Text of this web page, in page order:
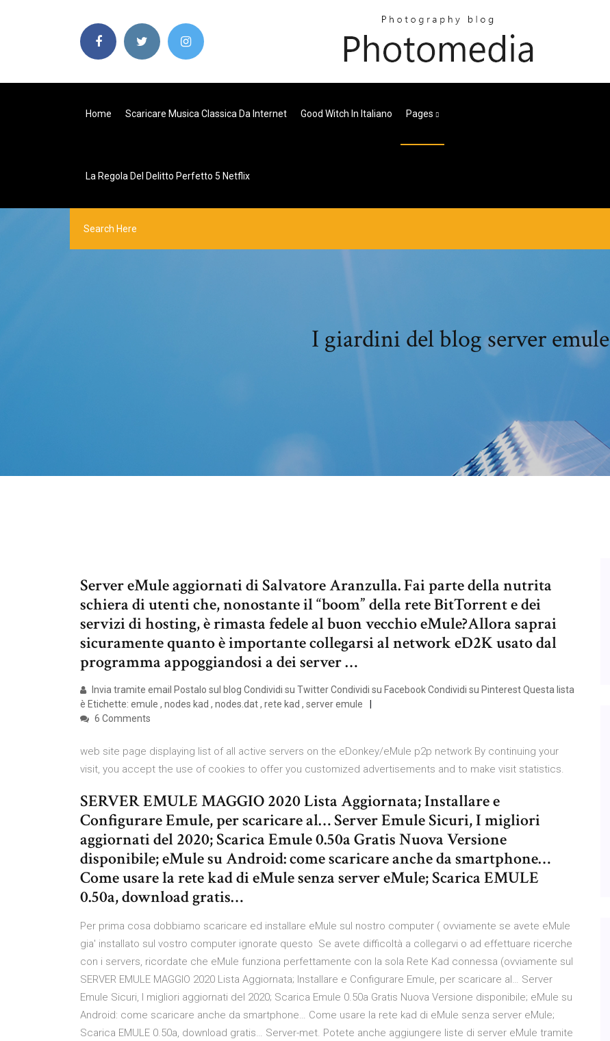
Home Scaricare Musica Classica Da Internet Good Witch In Italiano Pages
La Regola Del Delitto Perfetto 5 Netflix
I giardini del blog server emule
Server eMule aggiornati di Salvatore Aranzulla. Fai parte della nutrita
schiera di utenti che, nonostante il “boom” della rete BitTorrent e dei
servizi di hosting, è rimasta fedele al buon vecchio eMule?Allora saprai
sicuramente quanto è importante collegarsi al network eD2K usato dal
programma appoggiandosi a dei server …
Invia tramite email Postalo sul blog Condividi su Twitter Condividi su Facebook Condividi su Pinterest Questa lista
è Etichette: emule , nodes kad , nodes.dat , rete kad , server emule
6 Comments
web site page displaying list of all active servers on the eDonkey/eMule p2p network By continuing your
visit, you accept the use of cookies to offer you customized advertisements and to make visit statistics.
SERVER EMULE MAGGIO 2020 Lista Aggiornata; Installare e
Configurare Emule, per scaricare al… Server Emule Sicuri, I migliori
aggiornati del 2020; Scarica Emule 0.50a Gratis Nuova Versione
disponibile; eMule su Android: come scaricare anche da smartphone…
Come usare la rete kad di eMule senza server eMule; Scarica EMULE
0.50a, download gratis…
Per prima cosa dobbiamo scaricare ed installare eMule sul nostro computer ( ovviamente se avete eMule
gia' installato sul vostro computer ignorate questo Se avete difficoltà a collegarvi o ad effettuare ricerche
con i servers, ricordate che eMule funziona perfettamente con la sola Rete Kad connessa (ovviamente sul
SERVER EMULE MAGGIO 2020 Lista Aggiornata; Installare e Configurare Emule, per scaricare al… Server
Emule Sicuri, I migliori aggiornati del 2020; Scarica Emule 0.50a Gratis Nuova Versione disponibile; eMule su
Android: come scaricare anche da smartphone… Come usare la rete kad di eMule senza server eMule;
Scarica EMULE 0.50a, download gratis… Server-met. Potete anche aggiungere liste di server eMule tramite